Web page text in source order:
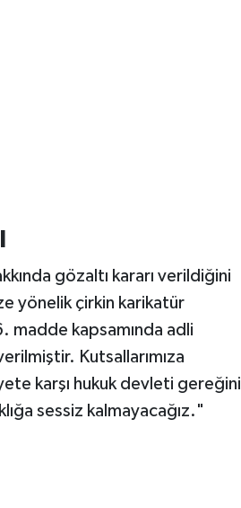
gözaltı kararı verildiğini
yönelik çirkin karikatür
madde kapsamında adli
Kutsallarımıza
karşı hukuk devleti gereğini
sessiz kalmayacağız."